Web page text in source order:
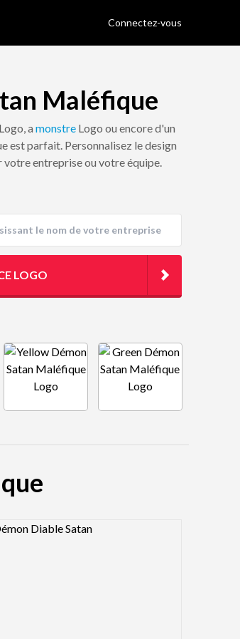
Connectez-vous
Maléfique
Logo, a monstre Logo ou encore d'un
est parfait. Personnalisez le design
entreprise ou votre équipe.
LOGO
Preview Image